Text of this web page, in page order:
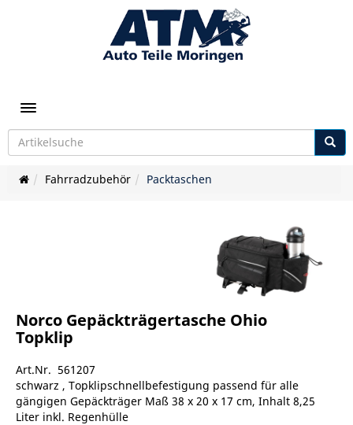
Toggle navigation
Fahrradzubehör Packtaschen
Norco Gepäckträgertasche Ohio
Topklip
Art.Nr. 561207
schwarz , Topklipschnellbefestigung passend für alle
gängigen Gepäckträger Maß 38 x 20 x 17 cm, Inhalt 8,25
Liter inkl. Regenhülle